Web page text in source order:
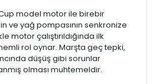
model motor ile birebir
ve yağ pompasının senkronize
motor çalıştırıldığında ilk
rol oynar. Marşta geç tepki,
düşüş gibi sorunlar
olması muhtemeldir.